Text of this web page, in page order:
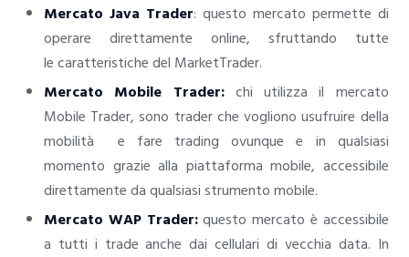
Mercato Java Trader: questo mercato permette di
operare direttamente online, sfruttando tutte
le caratteristiche del MarketTrader.
Mercato Mobile Trader:chi utilizza il mercato
Mobile Trader, sono trader che vogliono usufruire della
mobilità e fare trading ovunque e in qualsiasi
momento grazie alla piattaforma mobile, accessibile
direttamente da qualsiasi strumento mobile.
Mercato WAP Trader:questo mercato è accessibile
a tutti i trade anche dai cellulari di vecchia data. In